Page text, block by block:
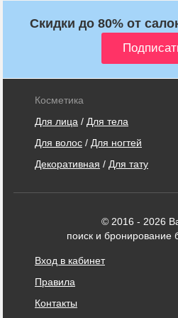
Скидки до 80% от
Косметика
Для лица / Для тела
Для волос / Для ногтей
Декоративная / Для тату
© 2016 - 2026
поиск и бронирование
Вход в кабинет
Правила
Контакты